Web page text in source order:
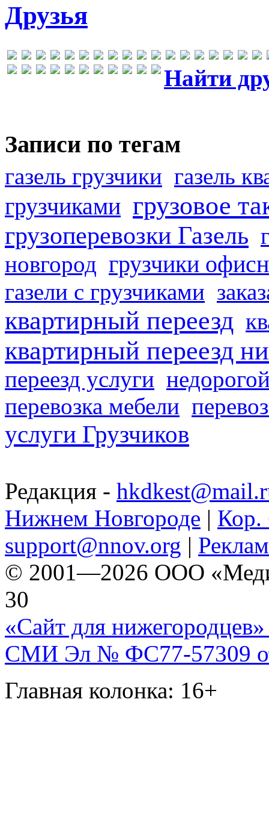
Друзья
Найти
Записи по тегам
газель грузчики газель
грузчиками грузовое
грузоперевозки Газель
новгород грузчики
газели с грузчиками
квартирный переезд
квартирный переезд
переезд услуги
перевозка мебели
услуги Грузчиков
Редакция -
Нижнем Новгороде | Кор.
support@nnov.org |
© 2001—2026 ООО
30
«Сайт для нижегородцев»
СМИ Эл № ФС77-57309
Главная колонка: 16+